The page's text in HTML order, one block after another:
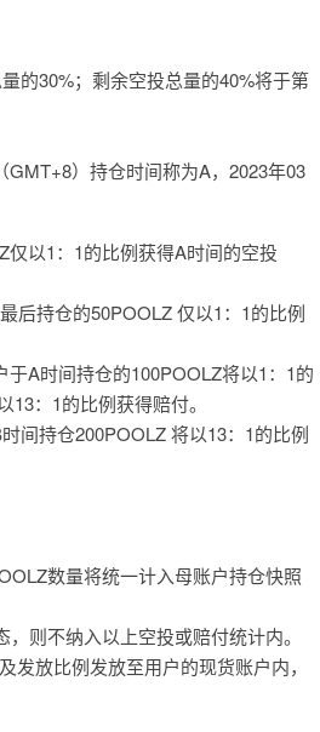
的30%；剩余空投总量的40%将于第
GMT+8）持仓时间称为A，2023年03
以1：1的比例获得A时间的空投
后持仓的50POOLZ 仅以1：1的比例
A时间持仓的100POOLZ将以1：1的
：1的比例获得赔付。
间持仓200POOLZ 将以13：1的比例
数量将统一计入母账户持仓快照
则不纳入以上空投或赔付统计内。
放比例发放至用户的现货账户内，